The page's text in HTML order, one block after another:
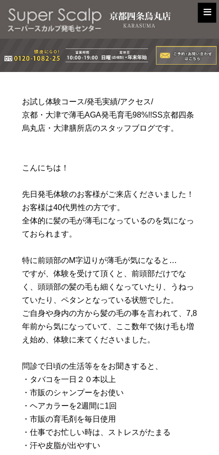
≡
お試し体験コース/発毛実績/アクセス/
京都・大津で薄毛AGA発毛育毛98%!!SS京都四条
烏丸店・大津膳所店のスタッフブログです。
こんにちは！
先日発毛体験のお客様がご来店くださいました！
お客様は40代男性の方です。
全体的に髪の毛が薄毛になっているのを気になっ
ておられます。
特に前頭部のM字辺りが薄毛が気になると…
ですが、体験を受けて頂くと、前頭部だけでな
く、頭頭部の髪の毛も細くなっていたり、うねっ
ていたり、ペタンとなっている状態でした。
ご自身や身内の方から髪の毛の事を言われて、7,8
年前から気になっていて、ここ数年で抜け毛も増
え始め、体験に来てくださいました。
問診で日頃の生活等ををお聞きすると、
・タバコを一日２０本以上
・市販のシャンプーをお使い
・ヘアカラーを2週間に1回
・市販の育毛剤を毎日使用
・仕事でお忙しい時は、ストレスがたまる
・汗や皮脂が出やすい